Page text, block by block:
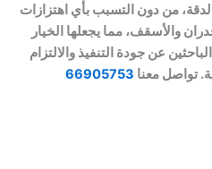
دون التسبب بأي اهتزازات
مما يجعلها الخيار
جودة التنفيذ والالتزام
معنا66905753